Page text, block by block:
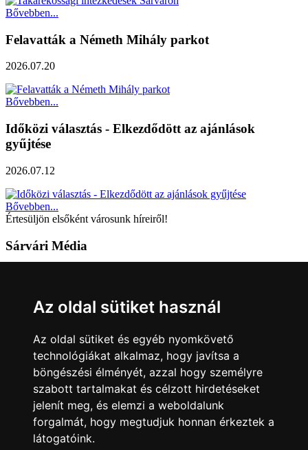
Az oldal sütiket használ
Az oldal sütiket és egyéb nyomkövető
technológiákat alkalmaz, hogy javítsa a
böngészési élményét, azzal hogy személyre
szabott tartalmakat és célzott hirdetéseket
jelenít meg, és elemzi a weboldalunk
forgalmát, hogy megtudjuk honnan érkeztek a
látogatóink.
Bővebben...
Felavatták a Németh Mihály parkot
2026.07.20
Bővebben...
Időközi választás - Elkezdődött az ajánlások
gyűjtése
2026.07.12
Bővebben...
Értesüljön elsőként városunk híreiről!
Sárvári Média
Kövess minket!
Sárvár lendületben Sárvár lendületben
Nyilatkozatok
Impresszum Felhasználási feltételek Adatkezelési tájékoztató
Akadálymentesítési nyilatkozat